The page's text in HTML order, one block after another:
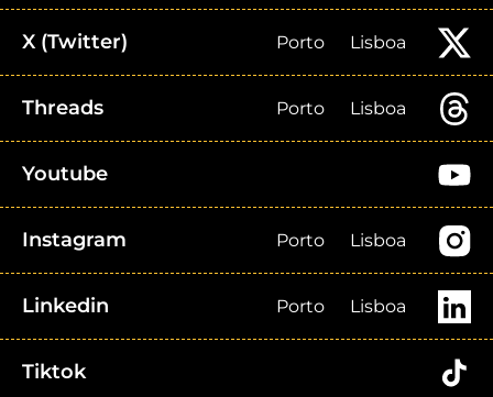
X (Twitter) Porto Lisboa
Threads Porto Lisboa
Youtube
Instagram Porto Lisboa
Linkedin Porto Lisboa
Tiktok